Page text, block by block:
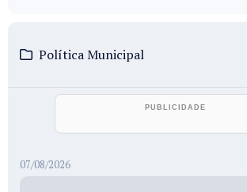
Política Municipal
07/08/2026